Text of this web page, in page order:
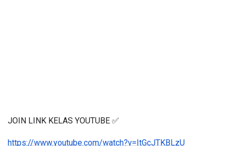
JOIN LINK KELAS YOUTUBE ✅
https://www.youtube.com/watch?v=ItGcJTKBLzU